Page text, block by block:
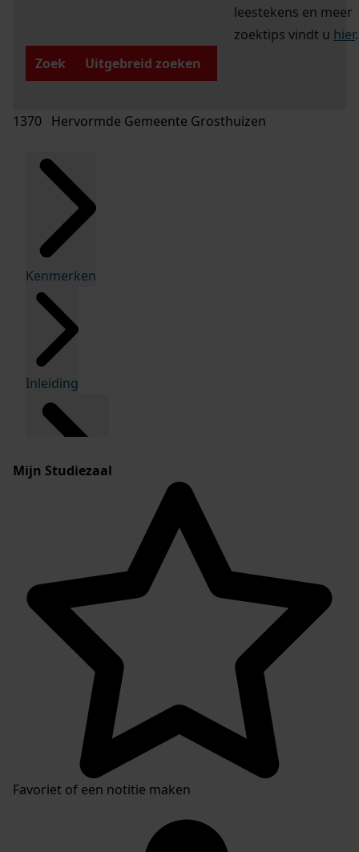
leestekens en meer
zoektips vindt u hier.
Zoek
Uitgebreid zoeken
1370 Hervormde Gemeente Grosthuizen
Kenmerken
Inleiding
Mijn Studiezaal
Favoriet of een notitie maken